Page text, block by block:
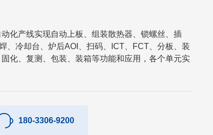
化产线实现自动上板、组装散热器、锁螺丝、插
、冷却台、炉后AOI、扫码、ICT、FCT、分板、装
化、复测、包装、装箱等功能和应用，各个单元实
180-3306-9200